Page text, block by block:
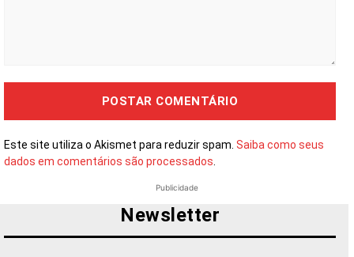
Este site utiliza o Akismet para reduzir spam. Saiba como seus
dados em comentários são processados.
Publicidade
Newsletter